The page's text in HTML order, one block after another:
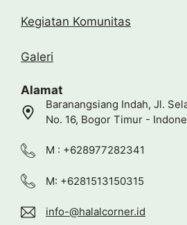
Kegiatan Komunitas
Galeri
Alamat
Baranangsiang Indah, Jl.
No. 16, Bogor Timur -
M : +628977282341
M: +6281513150315
info-@halalcorner.id